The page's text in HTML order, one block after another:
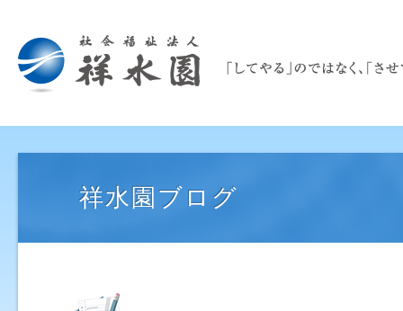
祥水園ブログ